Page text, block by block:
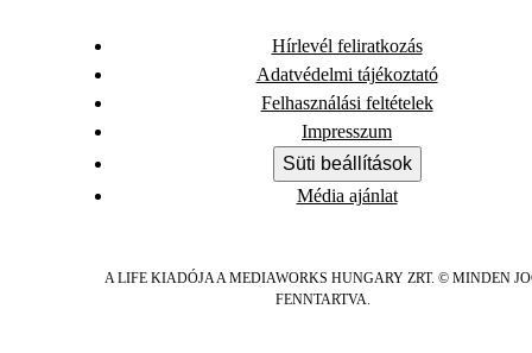
Hírlevél feliratkozás
Adatvédelmi tájékoztató
Felhasználási feltételek
Impresszum
Süti beállítások
Média ajánlat
A LIFE KIADÓJA A MEDIAWORKS HUNGARY ZRT. © MINDEN
FENNTARTVA.